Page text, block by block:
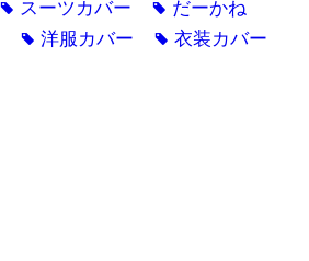
tag スーツカバー tag だーかね
tag洋服カバー tag衣装カバー